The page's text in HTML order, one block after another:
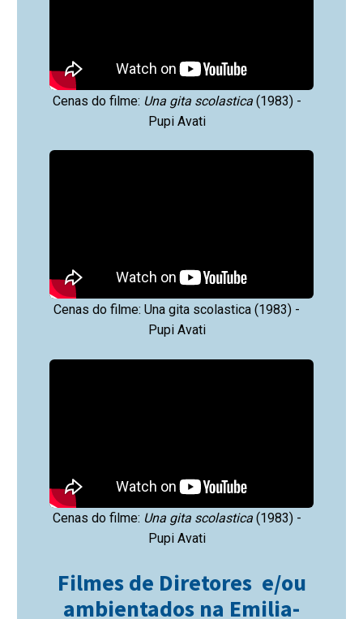
Cenas do filme: Una gita scolastica(1983) -
Pupi Avati
Cenas do filme: Una gita scolastica (1983) -
Pupi Avati
Cenas do filme: Una gita scolastica(1983) -
Pupi Avati
Filmes de Diretores e/ou
ambientados na Emilia-